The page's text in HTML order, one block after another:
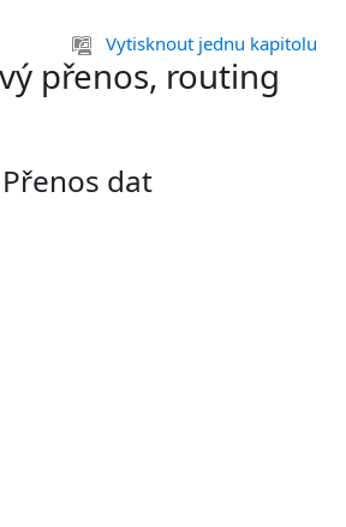
Vytisknout jednu kapitolu
přenos, routing
Přenos dat